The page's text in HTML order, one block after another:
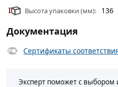
Высота упаковки (мм): 136
Документация
Сертификаты
Эксперт поможет с выбором